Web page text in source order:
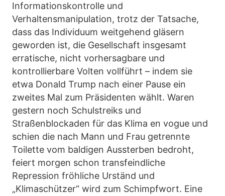
Informationskontrolle und
Verhaltensmanipulation, trotz der Tatsache,
dass das Individuum weitgehend gläsern
geworden ist, die Gesellschaft insgesamt
erratische, nicht vorhersagbare und
kontrollierbare Volten vollführt – indem sie
etwa Donald Trump nach einer Pause ein
zweites Mal zum Präsidenten wählt. Waren
gestern noch Schulstreiks und
Straßenblockaden für das Klima en vogue und
schien die nach Mann und Frau getrennte
Toilette vom baldigen Aussterben bedroht,
feiert morgen schon transfeindliche
Repression fröhliche Urständ und
„Klimaschützer“ wird zum Schimpfwort. Eine